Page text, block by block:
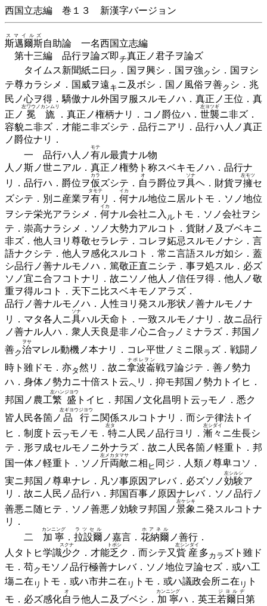
西国立志編 巻１３ 新漢字バージョン
斯邁爾斯
スマイルズ
自助論 一名西国立志編
第十三編 品行ヲ論ズ即チ真正ノ君子ヲ論ズ
タイムス新聞紙ニ曰ク ．国ヲ興シ．国ヲ強ク シ．国ヲシ
テ尊カラシメ．国威ヲ遠キニ及ボシ．国ノ風俗ヲ善ク シ．兆
民ノ心ヲ得．驕傲ナル外国ヲ服スルモノハ．真正ノ王位．真
正ノ 冕旒
左ワウノカンムリ
．真正ノ権柄ナリ．コノ爵位ハ． 世襲
左ヨツギ
ニ非ズ．
容貌ニ非ズ．才能ニ非ズシテ．品行ニアリ．品行ハ人ノ真正
ノ爵位ナリ．
一 品行ハ人ノ有
モテ
ル最貴ナル物
人ノ斯ノ世ニアル．真正ノ権勢ト称スベキモノハ．品行ナ
リ．品行ハ．爵位ヲ仮
カラ
ズシテ． 自
オ
ラ爵位ヲ具
ソナ
ヘ．財貨ヲ擁
左モツ
セ
ズシテ．別ニ産業ヲ有
タモテ
リ． 何
イカ
ナル地位ニ居ルトモ．ソノ地位
ヲシテ栄光アラシメ． 何
イカ
ナル会社ニ 入 ル トモ．ソノ会社ヲシ
テ．崇高ナラシメ．ソノ大勢力アルコト．貨財ノ及ブベキニ
非ズ．他人ヨリ尊敬セラレテ．コレヲ妬忌スルモノナシ．言
語ナクシテ．他人ヲ感化スルコト．常ニ言語スルガ如シ．蓋
シ品行ノ善ナルモノハ．篤敬正直ニシテ．事ヲ処スル．必ズ
ソノ宜ニ合フコトナリ．故ニソノ他人ノ信任ヲ得．他人ノ敬
重ヲ得ルコト．天下ニ比スベキモノアラズ．
品行ノ善ナルモノハ．人性ヨリ発スル形状ノ善ナルモノナ
リ．マタ各人ニ具
ソナ
ハル天命ト．一致スルモノナリ．故ニ品行
ノ善ナル人ハ．衆人天良是非ノ心ニ合フ ノミナラズ．邦国ノ
善ク治
ヲサ
マレル動機ノ本ナリ．コレ平世ノミニ限ラ ズ．戦闘ノ
時ト雖ドモ． 亦タ然リ．故ニ拿波崙
ナポレヲン
戦ヲ論ジテ．善ノ勢力
ハ．身体ノ勢力ニ十倍スト 云ヘ リ．抑モ邦国ノ勢力トイヒ．
邦国ノ農工繁盛
左ハンジヨウ
トイヒ．邦国ノ文化昌明ト 云フモノ．悉ク
皆人民各箇ノ 品行
左ギヨウジヨウ
ニ関係スルコトナリ．而シテ律法トイ
ヒ．制度ト 云フモノモ． 特
左タゞ
ニ人民ノ品行ヨリ． 漸々
左シダイ
ニ生長シ
テ．形ヲ成セルモノニ外ナラズ．故ニ人民各箇ノ軽重ト．邦
国一体ノ軽重ト．ソノ 斤両
左メカタ
敵
マサ
ニ相 ヒ 同ジ．人類ノ尊卑コソ．
実ニ邦国ノ尊卑ナレ．凡ソ事原因アレバ．必ズソノ効験
左シルシ
ア
リ．故ニ人民ノ品行ハ．邦国百事ノ原因ナレバ．ソノ品行ノ
善悪ニ随ヒテ．ソノ善悪ノ効験ヲ邦国ノ景象
左ケシキ
ニ発スルコトナ
リ．
二 加寧
カンニング
． 拉設爾
ラツセル
ノ嘉言． 花納爾
ホアネル
ノ善行．
人タトヒ学識少
スクナ
ク．才能乏
トボシ
ク．而シテ又 貲産
左シンダイ
多カラ ズト雖ド
モ． 苟ク モソノ品行極善ナレバ．ソノ地位ヲ論セズ．或ハ工
塲ニ在 リ トモ．或ハ市井ニ在 リ トモ．或ハ議政会所ニ在 リ ト
モ．必ズ感化自
オ
ラ他人ニ及ブベシ． 加寧
カンニング
ハ．英王若爾日
ジヨルヂ
第